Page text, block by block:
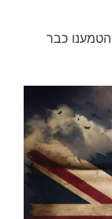
הטמענו כבר